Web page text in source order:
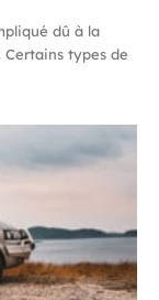
dû à la
types de